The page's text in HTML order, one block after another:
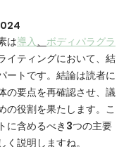
は導入、 ボディパラグラ
イティングにおいて、結
ートです。結論は読者に
の要点を再確認させ、議
の役割を果たします。こ
に含めるべき3つの主要
説明しますね。